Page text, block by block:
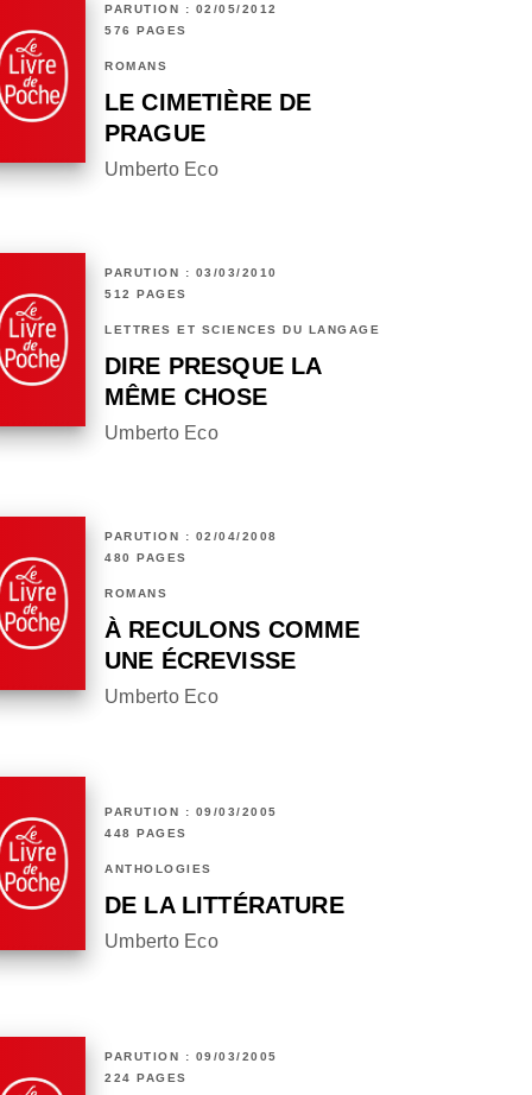
PARUTION : 02/05/2012
576 PAGES
ROMANS
LE CIMETIÈRE DE
PRAGUE
Umberto Eco
PARUTION : 03/03/2010
512 PAGES
LETTRES ET SCIENCES DU LANGAGE
DIRE PRESQUE LA
MÊME CHOSE
Umberto Eco
PARUTION : 02/04/2008
480 PAGES
ROMANS
À RECULONS COMME
UNE ÉCREVISSE
Umberto Eco
PARUTION : 09/03/2005
448 PAGES
ANTHOLOGIES
DE LA LITTÉRATURE
Umberto Eco
PARUTION : 09/03/2005
224 PAGES